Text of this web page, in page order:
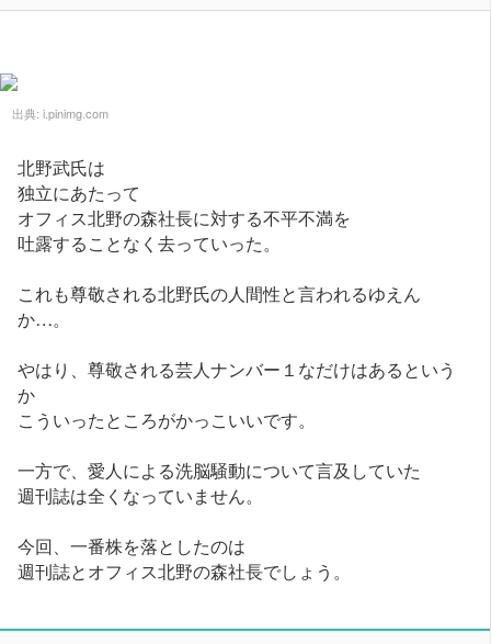
出典: i.pinimg.com
北野武氏は
独立にあたって
オフィス北野の森社長に対する不平不満を
吐露することなく去っていった。
これも尊敬される北野氏の人間性と言われるゆえん
か…。
やはり、尊敬される芸人ナンバー１なだけはあるという
か
こういったところがかっこいいです。
一方で、愛人による洗脳騒動について言及していた
週刊誌は全くなっていません。
今回、一番株を落としたのは
週刊誌とオフィス北野の森社長でしょう。